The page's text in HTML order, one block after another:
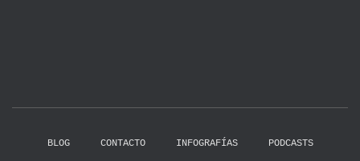
BLOG CONTACTO INFOGRAFÍAS PODCASTS